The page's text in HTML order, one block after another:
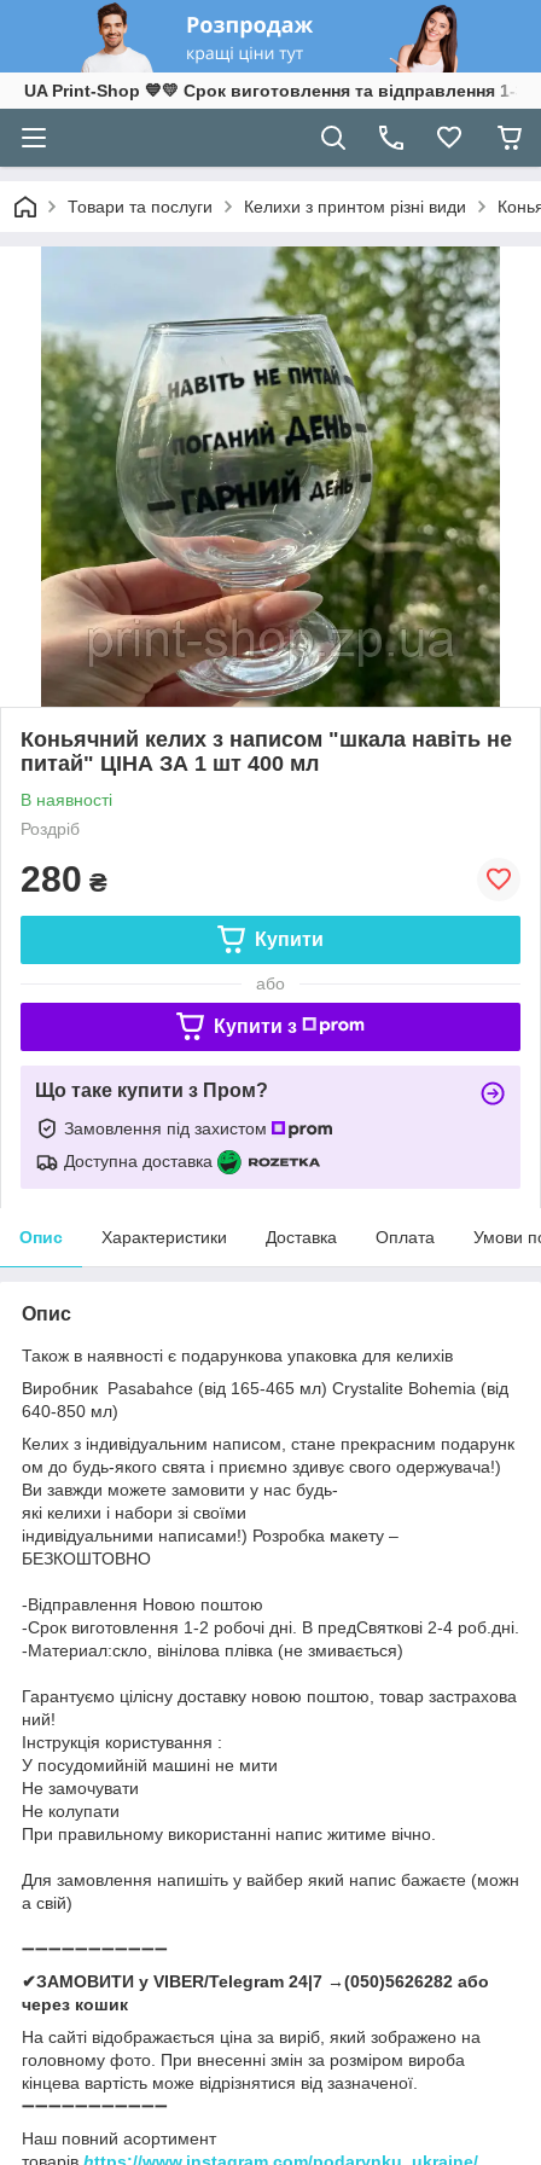
UA Print-Shop ​💙💛 Срок виготовлення та відправлення 1-3
Товари та послуги Келихи з принтом різні види
Коньячний келих з написом "шкала навіть не
питай" ЦІНА ЗА 1 шт 400 мл
В наявності
Роздріб
280 ₴
Купити
або
Купити з
Що таке купити з Пром?
Замовлення під захистом
Доступна доставка
Опис Характеристики Доставка Оплата Умови
Опис
Також в наявності є подарункова упаковка для келихів
Виробник Pasabahce (від 165-465 мл) Crystalite Bohemia (від
640-850 мл)
Келих з індивідуальним написом, стане прекрасним подарунк
ом до будь-якого свята і приємно здивує свого одержувача!)
Ви завжди можете замовити у нас будь-
які келихи і набори зі своїми
індивідуальними написами!) Розробка макету –
БЕЗКОШТОВНО
-Відправлення Новою поштою
-Срок виготовлення 1-2 робочі дні. В предСвяткові 2-4 роб.дні.
-Материал:скло, вінілова плівка (не змивається)
Гарантуємо цілісну доставку новою поштою, товар застрахова
ний!
Інструкція користування :
У посудомийній машині не мити
Не замочувати
Не колупати
При правильному використанні напис житиме вічно.
Для замовлення напишіть у вайбер який напис бажаєте (можн
а свій)
➖➖➖➖➖➖➖➖➖➖➖
✔ЗАМОВИТИ у VIBER/Telegram 24|7 →(050)5626282 або
через кошик
На сайті відображається ціна за виріб, який зображено на
головному фото. При внесенні змін за розміром вироба
кінцева вартість може відрізнятися від зазначеної.
➖➖➖➖➖➖➖➖➖➖➖
Наш повний асортимент
товарів https://www.instagram.com/podarynku_ukraine/